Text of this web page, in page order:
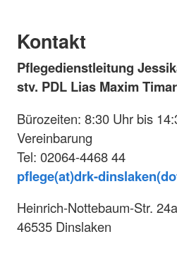
Kontakt
Pflegedienstleitung
stv. PDL Lias Maxim Timar
Bürozeiten: 8:30 Uhr bis
Vereinbarung
Tel: 02064-4468 44
pflege(at)drk-
Heinrich-Nottebaum-Str. 24a
46535 Dinslaken